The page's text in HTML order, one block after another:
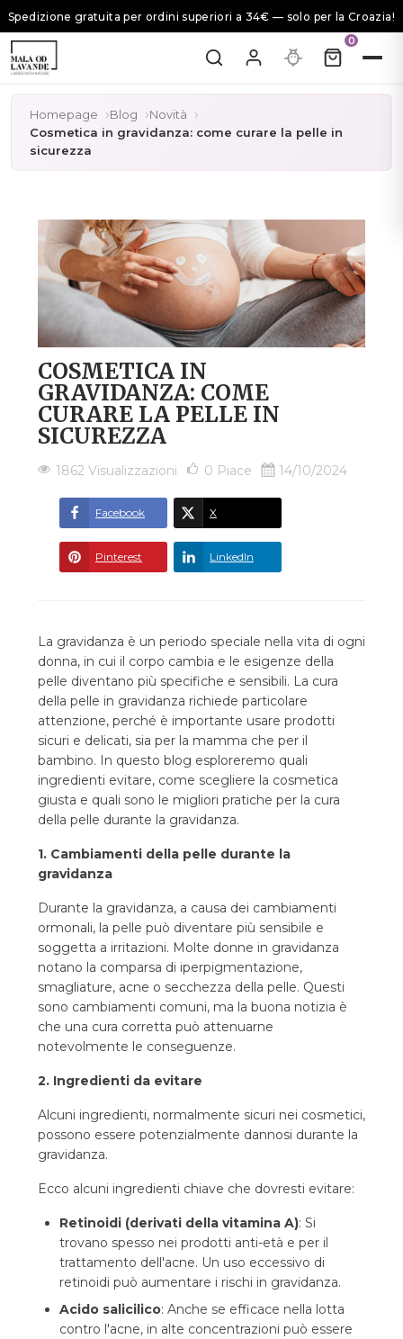
Spedizione gratuita per ordini superiori a 34€ — solo per la Croazia!
0
Homepage Blog
Novità
Cosmetica in gravidanza: come curare la pelle in
sicurezza
COSMETICA IN
GRAVIDANZA: COME
CURARE LA PELLE IN
SICUREZZA
1862 Visualizzazioni 0 Piace 14/10/2024
Facebook X
Pinterest LinkedIn
La gravidanza è un periodo speciale nella vita di ogni
donna, in cui il corpo cambia e le esigenze della
pelle diventano più specifiche e sensibili. La cura
della pelle in gravidanza richiede particolare
attenzione, perché è importante usare prodotti
sicuri e delicati, sia per la mamma che per il
bambino. In questo blog esploreremo quali
ingredienti evitare, come scegliere la cosmetica
giusta e quali sono le migliori pratiche per la cura
della pelle durante la gravidanza.
1. Cambiamenti della pelle durante la
gravidanza
Durante la gravidanza, a causa dei cambiamenti
ormonali, la pelle può diventare più sensibile e
soggetta a irritazioni. Molte donne in gravidanza
notano la comparsa di iperpigmentazione,
smagliature, acne o secchezza della pelle. Questi
sono cambiamenti comuni, ma la buona notizia è
che una cura corretta può attenuarne
notevolmente le conseguenze.
2. Ingredienti da evitare
Alcuni ingredienti, normalmente sicuri nei cosmetici,
possono essere potenzialmente dannosi durante la
gravidanza.
Ecco alcuni ingredienti chiave che dovresti evitare:
Retinoidi (derivati della vitamina A): Si
trovano spesso nei prodotti anti-età e per il
trattamento dell'acne. Un uso eccessivo di
retinoidi può aumentare i rischi in gravidanza.
Acido salicilico: Anche se efficace nella lotta
contro l'acne, in alte concentrazioni può essere